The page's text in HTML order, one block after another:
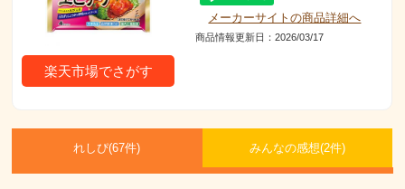
楽天市場でさがす
メーカーサイトの商品詳細へ
商品情報更新日：2026/03/17
れしぴ(67件) みんなの感想(2件)